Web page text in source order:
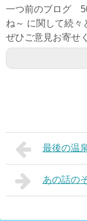
一つ前のブログ
ね～ に関して続々
ぜひご意見お寄せ
最後の温
あの話の